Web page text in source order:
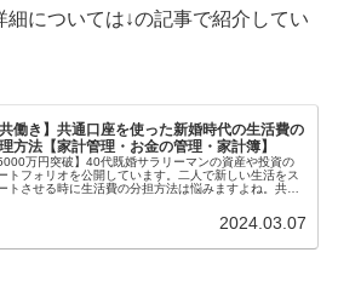
については↓の記事で紹介してい
共働き】共通口座を使った新婚時代の生活費の
方法【家計管理・お金の管理・家計簿】
5000万円突破】40代既婚サラリーマンの資産や投資の
トフォリオを公開しています。二人で新しい生活をス
トさせる時に生活費の分担方法は悩みますよね。共働
2024.03.07